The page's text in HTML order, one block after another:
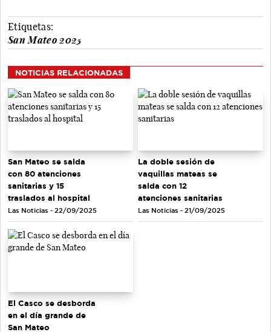
Etiquetas:
San Mateo 2025
NOTICIAS RELACIONADAS
San Mateo se salda
con 80 atenciones
sanitarias y 15
traslados al hospital
Las Noticias - 22/09/2025
La doble sesión de
vaquillas mateas se
salda con 12
atenciones sanitarias
Las Noticias - 21/09/2025
El Casco se desborda
en el día grande de
San Mateo